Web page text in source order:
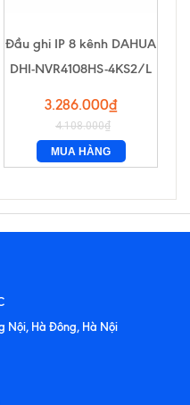
Đầu ghi IP 8 kênh DAHUA
DHI-NVR4108HS-4KS2/L
3.286.000₫
4.108.000₫
MUA HÀNG
Nội, Hà Đông, Hà Nội